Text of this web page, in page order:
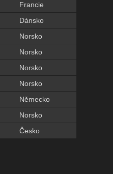
Francie
Dánsko
Norsko
Norsko
Norsko
Norsko
Německo
Norsko
Česko